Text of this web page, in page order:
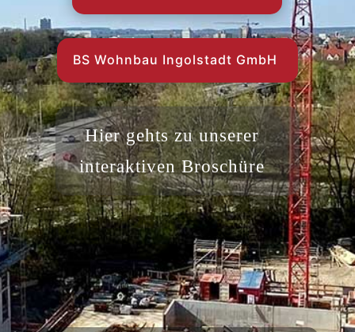
BS Wohnbau Ingolstadt GmbH
Hier gehts zu unserer
interaktiven Broschüre